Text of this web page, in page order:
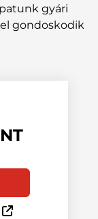
gyári
gondoskodik